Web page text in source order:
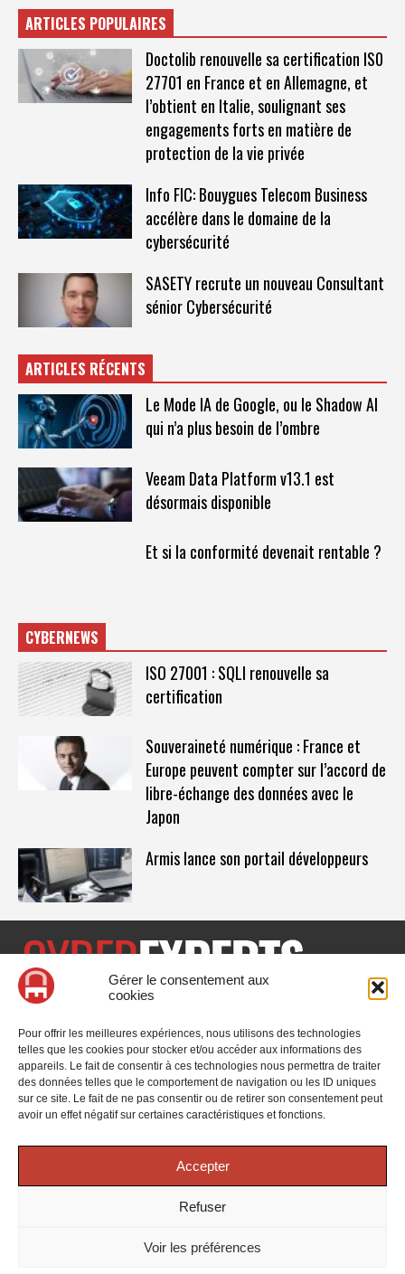
Gérer le consentement aux
cookies
Pour offrir les meilleures expériences, nous utilisons des technologies
telles que les cookies pour stocker et/ou accéder aux informations des
appareils. Le fait de consentir à ces technologies nous permettra de traiter
des données telles que le comportement de navigation ou les ID uniques
sur ce site. Le fait de ne pas consentir ou de retirer son consentement peut
avoir un effet négatif sur certaines caractéristiques et fonctions.
Accepter
Refuser
Voir les préférences
ARTICLES POPULAIRES
Doctolib renouvelle sa certification IS0
27701 en France et en Allemagne, et
l’obtient en Italie, soulignant ses
engagements forts en matière de
protection de la vie privée
Info FIC: Bouygues Telecom Business
accélère dans le domaine de la
cybersécurité
SASETY recrute un nouveau Consultant
sénior Cybersécurité
ARTICLES RÉCENTS
Le Mode IA de Google, ou le Shadow AI
qui n’a plus besoin de l’ombre
Veeam Data Platform v13.1 est
désormais disponible
Et si la conformité devenait rentable ?
CYBERNEWS
ISO 27001 : SQLI renouvelle sa
certification
Souveraineté numérique : France et
Europe peuvent compter sur l’accord de
libre-échange des données avec le
Japon
Armis lance son portail développeurs
CyberExperts.tech est un média dédié à la sécurité informatique
l'actualité, des retours d'utilisateurs, des évènements, des livres
blancs et les nominations du secteur. Retrouvez toutes les
informations sur les innovations en cybersécurité.
Vous cherchez quelque chose ?
Politique de confidentialité| Google reCAPTCHA :